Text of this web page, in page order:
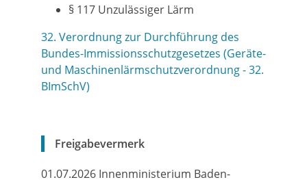
§ 117 Unzulässiger Lärm
32. Verordnung zur Durchführung des
Bundes-Immissionsschutzgesetzes (Geräte-
und Maschinenlärmschutzverordnung - 32.
BImSchV)
Freigabevermerk
01.07.2026 Innenministerium Baden-